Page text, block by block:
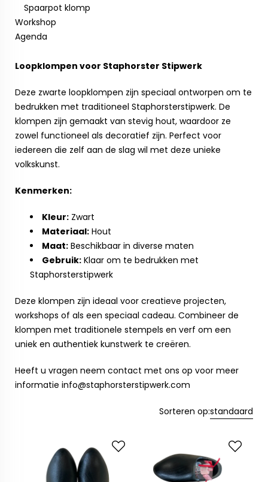
Spaarpot klomp
Workshop
Agenda
Loopklompen voor Staphorster Stipwerk
Deze zwarte loopklompen zijn speciaal ontworpen om te
bedrukken met traditioneel Staphorsterstipwerk. De
klompen zijn gemaakt van stevig hout, waardoor ze
zowel functioneel als decoratief zijn. Perfect voor
iedereen die zelf aan de slag wil met deze unieke
volkskunst.
Kenmerken:
Kleur: Zwart
Materiaal: Hout
Maat: Beschikbaar in diverse maten
Gebruik: Klaar om te bedrukken met
Staphorsterstipwerk
Deze klompen zijn ideaal voor creatieve projecten,
workshops of als een speciaal cadeau. Combineer de
klompen met traditionele stempels en verf om een
uniek en authentiek kunstwerk te creëren.
Heeft u vragen neem contact met ons op voor meer
informatie info@staphorsterstipwerk.com
Sorteren op:standaard